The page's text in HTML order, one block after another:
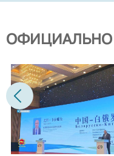
ОФИЦИАЛЬНО